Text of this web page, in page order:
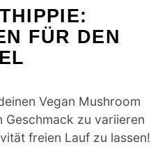
FÜR DEN
Vegan Mushroom
Geschmack zu variieren
freien Lauf zu lassen!